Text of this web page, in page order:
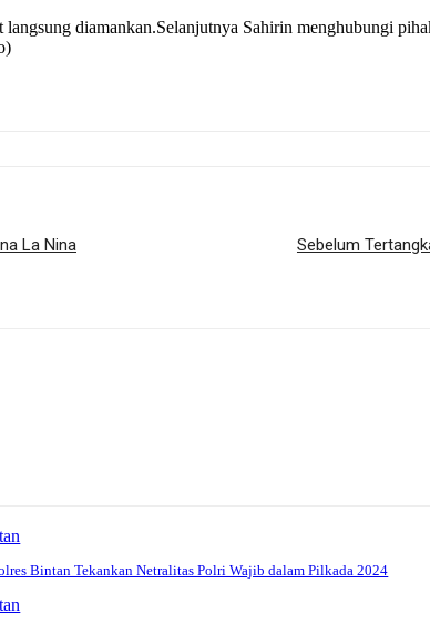
diamankan.Selanjutnya Sahirin menghubungi
La Nina
Sebelum
Bintan Tekankan Netralitas Polri Wajib dalam Pilkada 2024